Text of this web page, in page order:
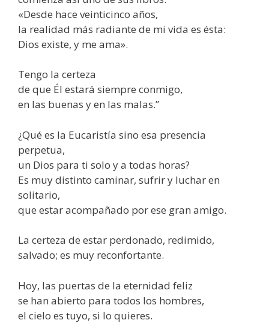
«Desde hace veinticinco años,
la realidad más radiante de mi vida es ésta:
Dios existe, y me ama».
Tengo la certeza
de que Él estará siempre conmigo,
en las buenas y en las malas.”
¿Qué es la Eucaristía sino esa presencia
perpetua,
un Dios para ti solo y a todas horas?
Es muy distinto caminar, sufrir y luchar en
solitario,
que estar acompañado por ese gran amigo.
La certeza de estar perdonado, redimido,
salvado; es muy reconfortante.
Hoy, las puertas de la eternidad feliz
se han abierto para todos los hombres,
el cielo es tuyo, si lo quieres.